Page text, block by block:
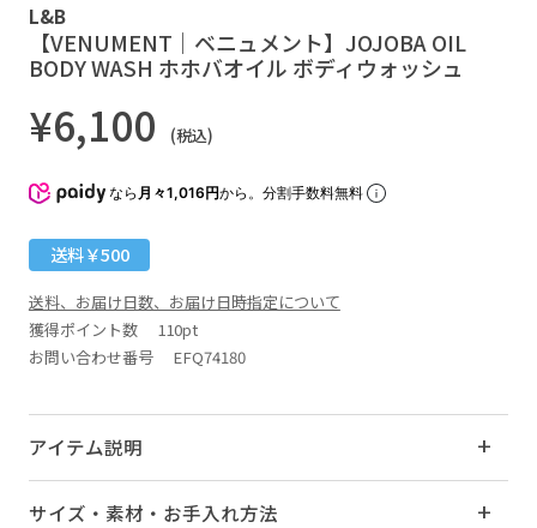
L&B
【VENUMENT｜ベニュメント】JOJOBA OIL
BODY WASH ホホバオイル ボディウォッシュ
¥6,100 (税込)
なら 月々1,016円から。分割手数料無料
送料￥500
送料、お届け日数、お届け日時指定について
獲得ポイント数 110pt
お問い合わせ番号 EFQ74180
アイテム説明
サイズ・素材・お手入れ方法